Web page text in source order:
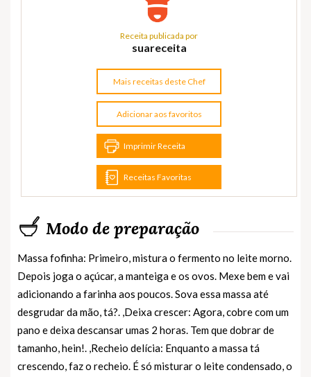
Receita publicada por
suareceita
Mais receitas deste Chef
Adicionar aos favoritos
Imprimir Receita
Receitas Favoritas
Modo de preparação
Massa fofinha: Primeiro, mistura o fermento no leite morno.
Depois joga o açúcar, a manteiga e os ovos. Mexe bem e vai
adicionando a farinha aos poucos. Sova essa massa até
desgrudar da mão, tá?. ,Deixa crescer: Agora, cobre com um
pano e deixa descansar umas 2 horas. Tem que dobrar de
tamanho, hein!. ,Recheio delícia: Enquanto a massa tá
crescendo, faz o recheio. É só misturar o leite condensado, o